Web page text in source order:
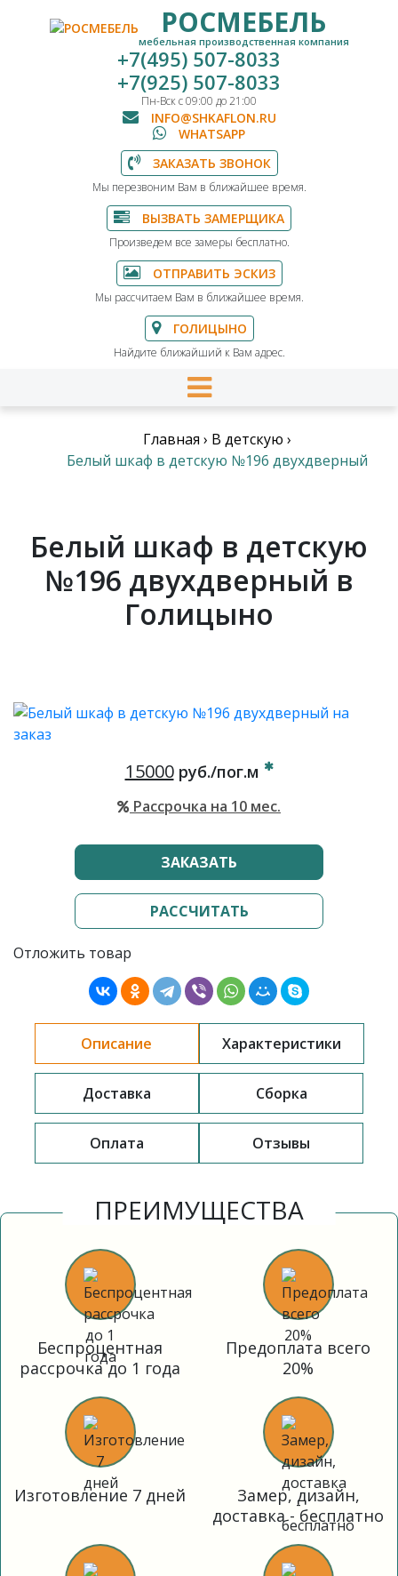
РОСМЕБЕЛЬ
мебельная производственная компания
+7(495) 507-8033
+7(925) 507-8033
Пн-Вск с 09:00 до 21:00
INFO@SHKAFLON.RU
WHATSAPP
ЗАКАЗАТЬ ЗВОНОК
Мы перезвоним Вам в ближайшее время.
ВЫЗВАТЬ ЗАМЕРЩИКА
Произведем все замеры бесплатно.
ОТПРАВИТЬ ЭСКИЗ
Мы рассчитаем Вам в ближайшее время.
ГОЛИЦЫНО
Найдите ближайший к Вам адрес.
Главная › В детскую ›
Белый шкаф в детскую №196 двухдверный
Белый шкаф в детскую
№196 двухдверный в
Голицыно
15000руб./пог.м
Рассрочка на 10 мес.
ЗАКАЗАТЬ
РАССЧИТАТЬ
Отложить товар
Описание Характеристики
Доставка Сборка
Оплата Отзывы
ПРЕИМУЩЕСТВА
Беспроцентная
рассрочка до 1 года
Предоплата всего
20%
Изготовление 7 дней
Замер, дизайн,
доставка - бесплатно